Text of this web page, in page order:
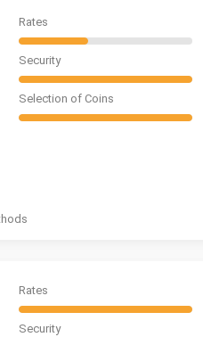
Rates
Security
Selection of Coins
Rates
Security